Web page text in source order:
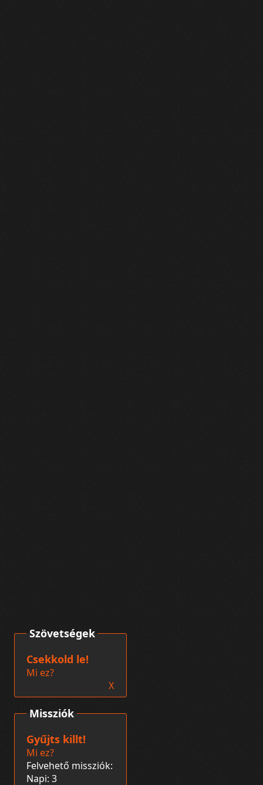
Missziók
Gyűjts killt!
Mi ez?
Felvehető missziók:
Napi: 3
Szövetségek
Csekkold le!
Mi ez?
X